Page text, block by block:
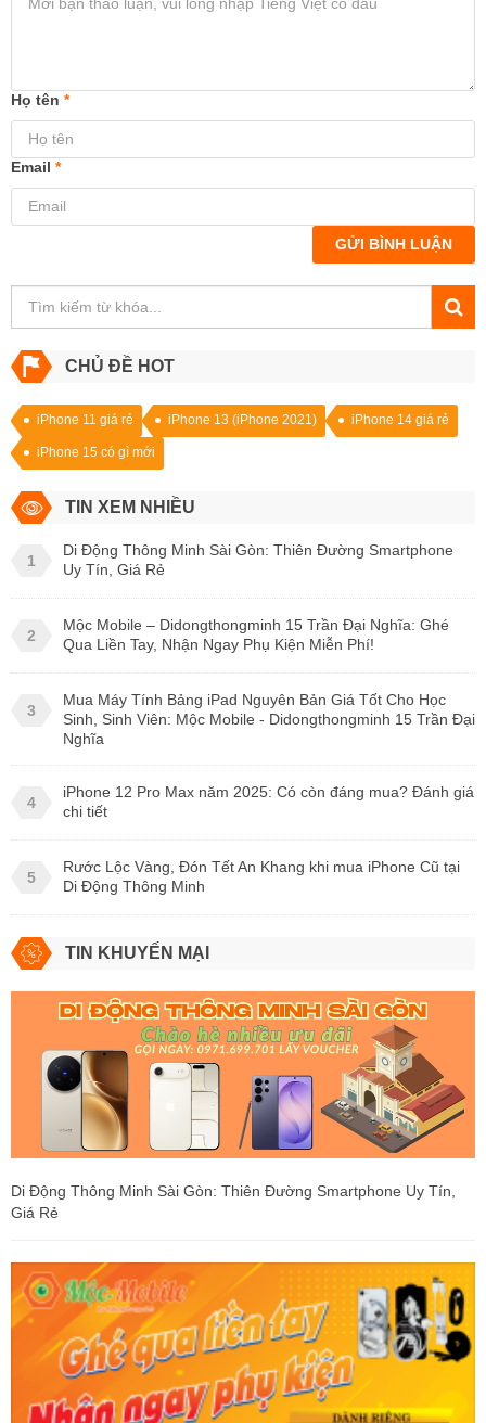
Họ tên *
Email *
GỬI BÌNH LUẬN
CHỦ ĐỀ HOT
iPhone 11 giá rẻ iPhone 13 (iPhone 2021) iPhone 14 giá rẻ
iPhone 15 có gì mới
TIN XEM NHIỀU
1
Di Động Thông Minh Sài Gòn: Thiên Đường Smartphone
Uy Tín, Giá Rẻ
2
Mộc Mobile – Didongthongminh 15 Trần Đại Nghĩa: Ghé
Qua Liền Tay, Nhận Ngay Phụ Kiện Miễn Phí!
3
Mua Máy Tính Bảng iPad Nguyên Bản Giá Tốt Cho Học
Sinh, Sinh Viên: Mộc Mobile - Didongthongminh 15 Trần Đại
Nghĩa
4
iPhone 12 Pro Max năm 2025: Có còn đáng mua? Đánh giá
chi tiết
5
Rước Lộc Vàng, Đón Tết An Khang khi mua iPhone Cũ tại
Di Động Thông Minh
TIN KHUYẾN MẠI
Di Động Thông Minh Sài Gòn: Thiên Đường Smartphone Uy Tín,
Giá Rẻ